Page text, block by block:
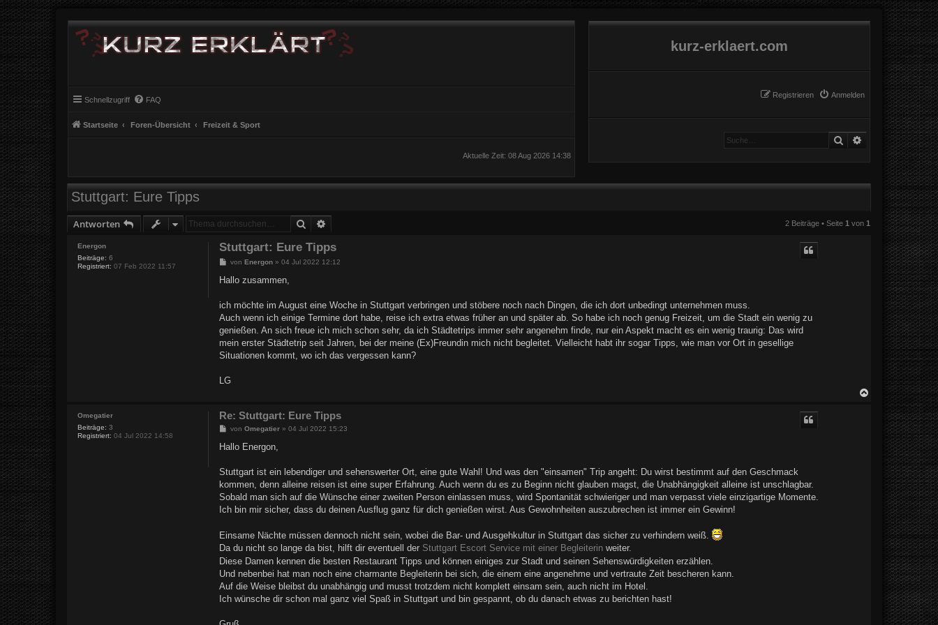
kurz-erklaert.com
Anmelden
Registrieren
Schnellzugriff FAQ
Startseite Foren-Übersicht Freizeit & Sport
Suche Erweiterte Suche
Aktuelle Zeit: 08 Aug 2026 14:38
Stuttgart: Eure Tipps
Antworten Suche 2 Beiträge • Seite 1von 1
Energon
Beiträge: 6
Registriert: 07 Feb 2022 11:57
Stuttgart: Eure Tipps
B
i
a
vonEnergon »04 Jul 2022 12:12
Hallo zusammen,
ich möchte im August eine Woche in Stuttgart verbringen und stöbere noch nach Dingen, die ich dort unbedingt unternehmen muss.
Auch wenn ich einige Termine dort habe, reise ich extra etwas früher an und später ab. So habe ich noch genug Freizeit, um die Stadt ein wenig zu
genießen. An sich freue ich mich schon sehr, da ich Städtetrips immer sehr angenehm finde, nur ein Aspekt macht es ein wenig traurig: Das wird
mein erster Städtetrip seit Jahren, bei der meine (Ex)Freundin mich nicht begleitet. Vielleicht habt ihr sogar Tipps, wie man vor Ort in gesellige
Situationen kommt, wo ich das vergessen kann?
LG
Omegatier
Beiträge: 3
Registriert: 04 Jul 2022 14:58
Re: Stuttgart: Eure Tipps
B
i
a
vonOmegatier »04 Jul 2022 15:23
Hallo Energon,
Stuttgart ist ein lebendiger und sehenswerter Ort, eine gute Wahl! Und was den "einsamen" Trip angeht: Du wirst bestimmt auf den Geschmack
kommen, denn alleine reisen ist eine super Erfahrung. Auch wenn du es zu Beginn nicht glauben magst, die Unabhängigkeit alleine ist unschlagbar.
Sobald man sich auf die Wünsche einer zweiten Person einlassen muss, wird Spontanität schwieriger und man verpasst viele einzigartige Momente.
Ich bin mir sicher, dass du deinen Ausflug ganz für dich genießen wirst. Aus Gewohnheiten auszubrechen ist immer ein Gewinn!
Einsame Nächte müssen dennoch nicht sein, wobei die Bar- und Ausgehkultur in Stuttgart das sicher zu verhindern weiß.
Da du nicht so lange da bist, hilft dir eventuell der Stuttgart Escort Service mit einer Begleiterin weiter.
Diese Damen kennen die besten Restaurant Tipps und können einiges zur Stadt und seinen Sehenswürdigkeiten erzählen.
Und nebenbei hat man noch eine charmante Begleiterin bei sich, die einem eine angenehme und vertraute Zeit bescheren kann.
Auf die Weise bleibst du unabhängig und musst trotzdem nicht komplett einsam sein, auch nicht im Hotel.
Ich wünsche dir schon mal ganz viel Spaß in Stuttgart und bin gespannt, ob du danach etwas zu berichten hast!